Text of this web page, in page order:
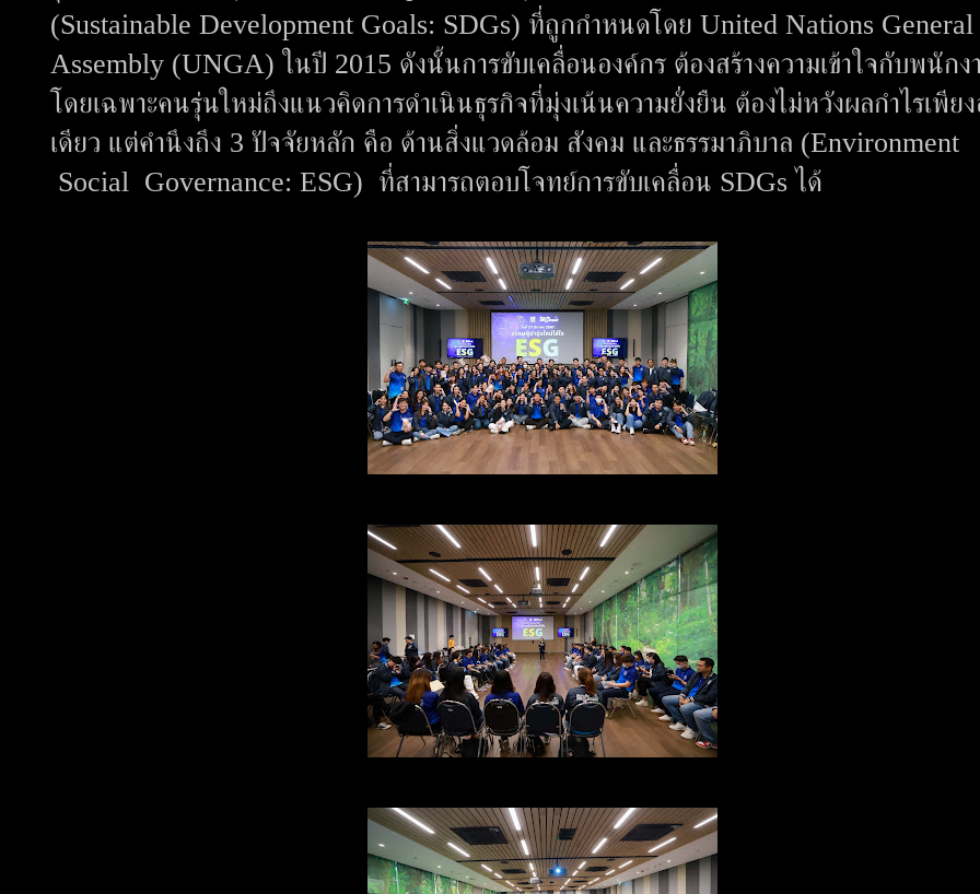
(Sustainable Development Goals: SDGs) ที่ถูกกำหนดโดย United Nations General
Assembly (UNGA) ในปี 2015 ดังนั้นการขับเคลื่อนองค์กร ต้องสร้างความเข้าใจกับพนักง
โดยเฉพาะคนรุ่นใหม่ถึงแนวคิดการดำเนินธุรกิจที่มุ่งเน้นความยั่งยืน ต้องไม่หวังผลกำไรเพียง
เดียว แต่คำนึงถึง 3 ปัจจัยหลัก คือ ด้านสิ่งแวดล้อม สังคม และธรรมาภิบาล (Environment
Social Governance: ESG) ที่สามารถตอบโจทย์การขับเคลื่อน SDGs ได้